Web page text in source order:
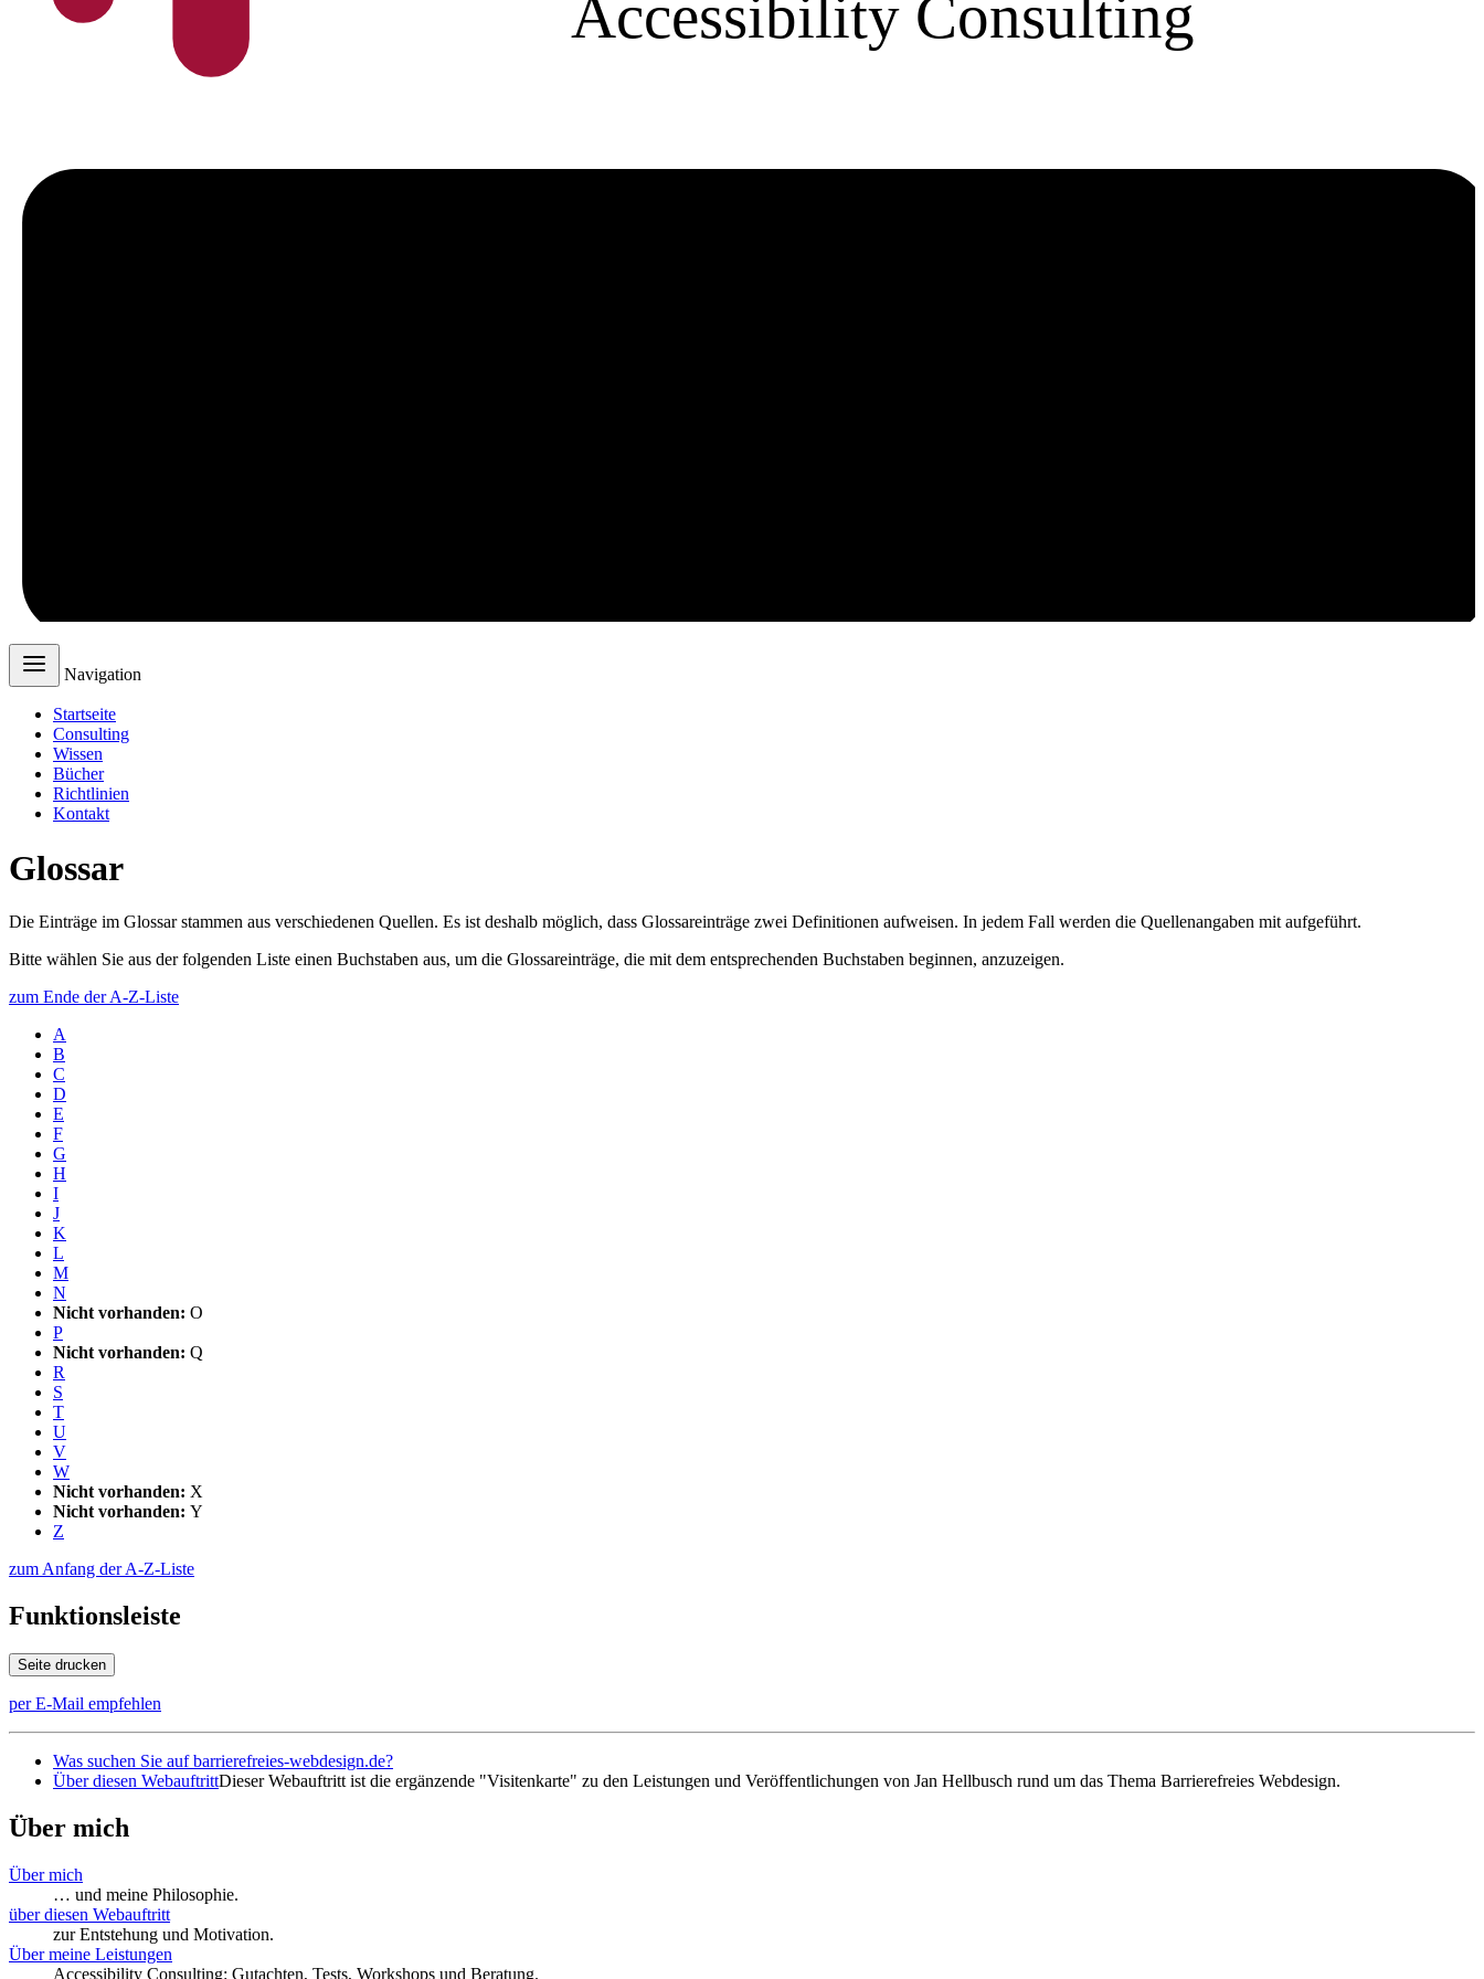
Accessibility Consulting
Navigation
Startseite
Consulting
Wissen
Bücher
Richtlinien
Kontakt
Glossar
Die Einträge im Glossar stammen aus verschiedenen Quellen. Es ist deshalb möglich, dass Glossareinträge zwei Definitionen aufweisen. In jedem Fall werden die Quellenangaben mit aufgeführt.
Bitte wählen Sie aus der folgenden Liste einen Buchstaben aus, um die Glossareinträge, die mit dem entsprechenden Buchstaben beginnen, anzuzeigen.
zum Ende der A-Z-Liste
A
B
C
D
E
F
G
H
I
J
K
L
M
N
Nicht vorhanden: O
P
Nicht vorhanden: Q
R
S
T
U
V
W
Nicht vorhanden: X
Nicht vorhanden: Y
Z
zum Anfang der A-Z-Liste
Funktionsleiste
Seite drucken
per E-Mail empfehlen
Was suchen Sie auf barrierefreies-webdesign.de?
Über diesen WebauftrittDieser Webauftritt ist die ergänzende "Visitenkarte" zu den Leistungen und Veröffentlichungen von Jan Hellbusch rund um das Thema Barrierefreies Webdesign.
Über mich
Über mich
… und meine Philosophie.
über diesen Webauftritt
zur Entstehung und Motivation.
Über meine Leistungen
Accessibility Consulting: Gutachten, Tests, Workshops und Beratung.